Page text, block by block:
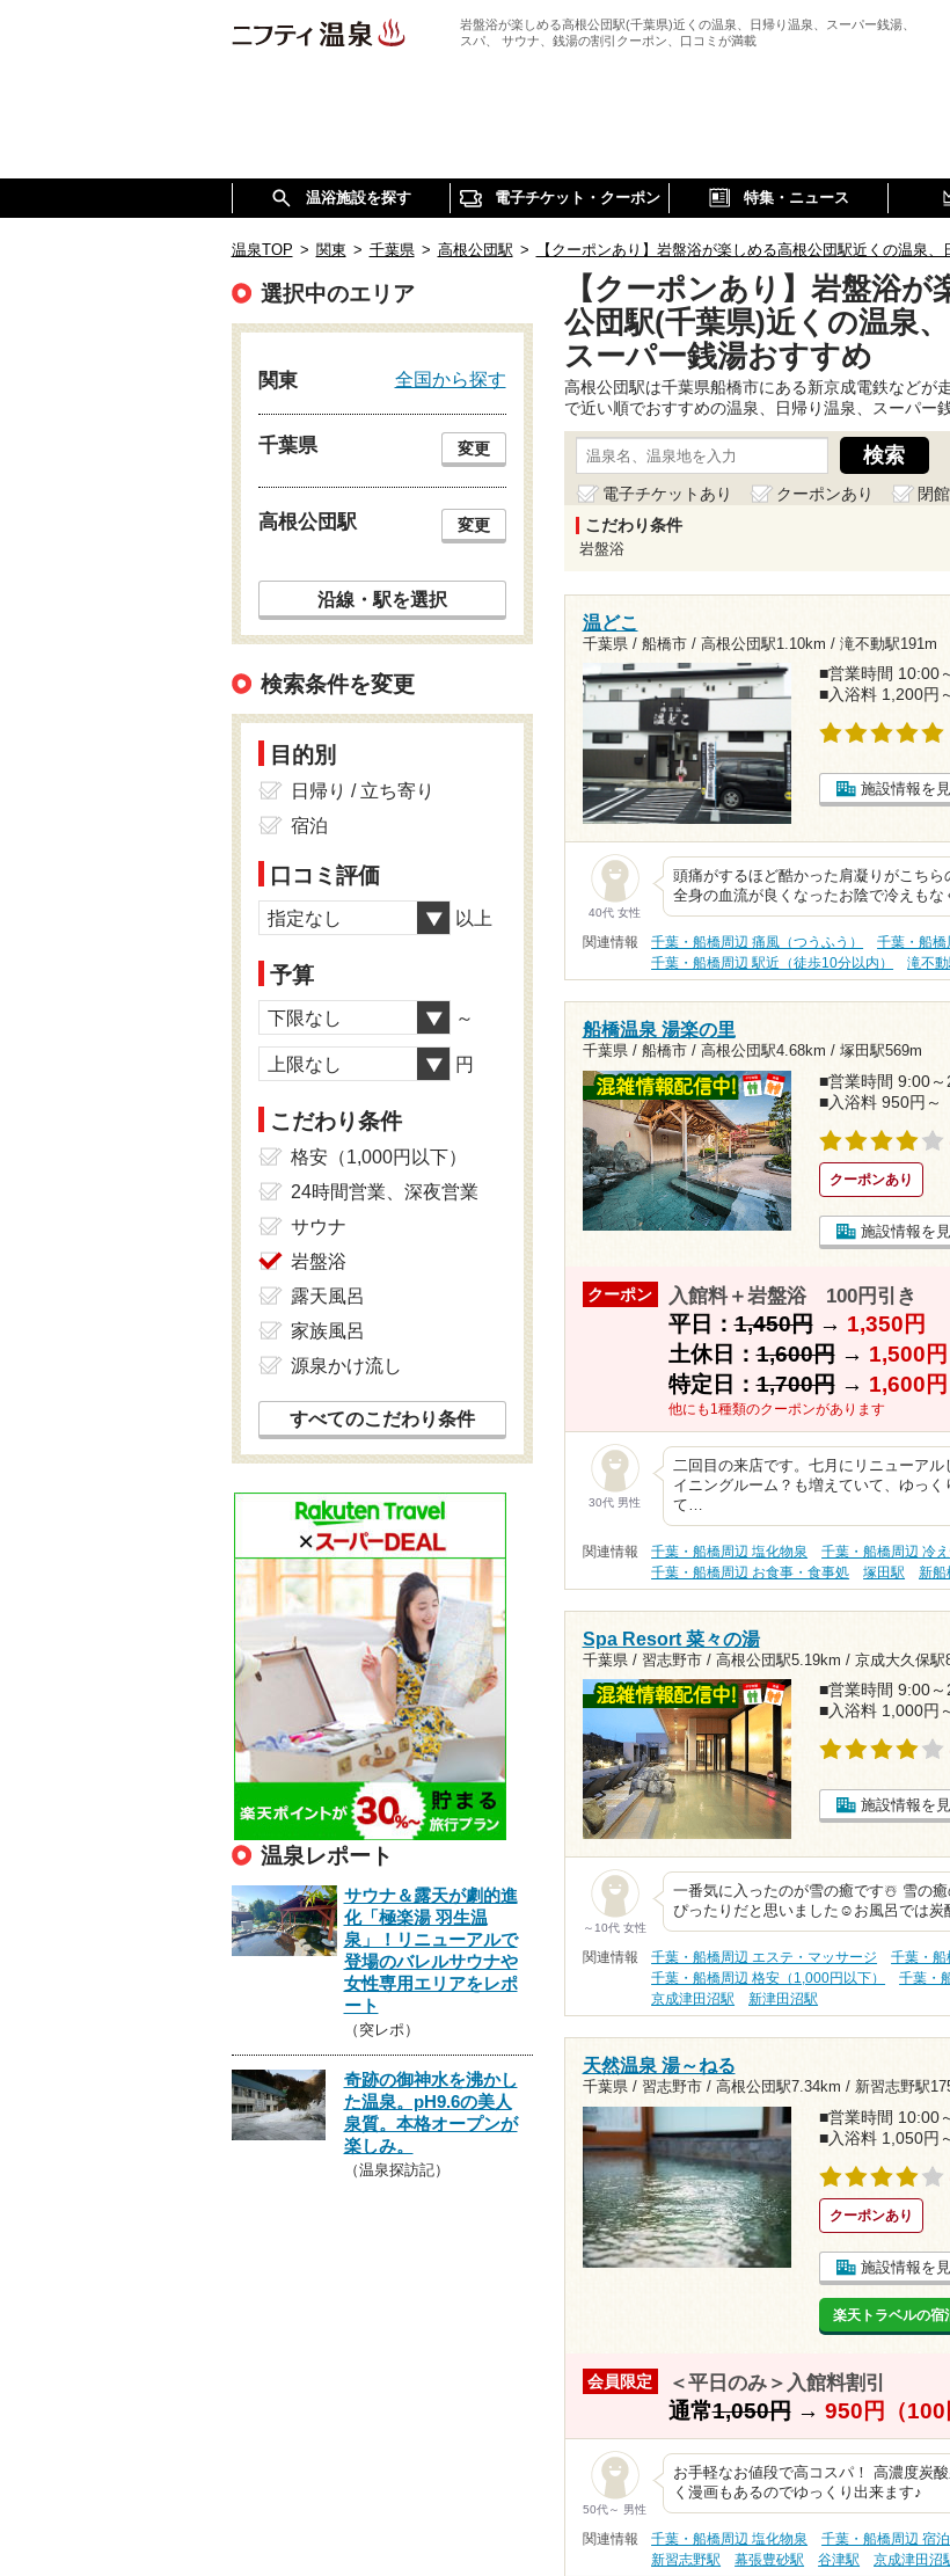
岩盤浴が楽しめる高根公団駅(千葉県)近くの温泉、日帰り温泉、スーパー銭湯、
スパ、 サウナ、銭湯の割引クーポン、口コミが満載
温浴施設を探す 電子チケット・クーポン 特集・ニュース
温泉TOP > 関東 > 千葉県 > 高根公団駅 > 【クーポンあり】岩盤浴が楽しめる高根公団駅近くの温泉
【クーポンあり】岩盤浴が
公団駅(千葉県)近くの温泉、
スーパー銭湯おすすめ
高根公団駅は千葉県船橋市にある新京成電鉄などが
で近い順でおすすめの温泉、日帰り温泉、スーパー
電子チケットあり クーポンあり
閉
こだわり条件
岩盤浴
温どこ
千葉県 / 船橋市 / 高根公団駅1.10km / 滝不動駅191m
■営業時間 10:00
■入浴料 1,200円
施設情報を
40代 女性
頭痛がするほど酷かった肩凝りがこちら
全身の血流が良くなったお陰で冷えも
関連情報 千葉・船橋周辺 痛風（つうふう） 千葉・船
千葉・船橋周辺 駅近（徒歩10分以内）
滝不
船橋温泉 湯楽の里
千葉県 / 船橋市 / 高根公団駅4.68km / 塚田駅569m
■営業時間 9:00
■入浴料 950円～
クーポンあり
施設情報を
クーポン 入館料＋岩盤浴 100円引き
平日：1,450円→ 1,350円
土休日：1,600円→ 1,500円
特定日：1,700円→ 1,600円
他にも1種類のクーポンがあります
30代 男性
二回目の来店です。七月にリニューア
イニングルーム？も増えていて、ゆっ
て…
関連情報 千葉・船橋周辺 塩化物泉 千葉・船橋周辺 冷
千葉・船橋周辺 お食事・食事処
塚田駅 新船
Spa Resort 菜々の湯
千葉県 / 習志野市 / 高根公団駅5.19km / 京成大久保駅
■営業時間 9:00
■入浴料 1,000円
施設情報を
～10代 女性
一番気に入ったのが雪の癒です☃️ 雪の
ぴったりだと思いました☺️お風呂では
関連情報 千葉・船橋周辺 エステ・マッサージ
千葉・船
千葉・船橋周辺 格安（1,000円以下）
千葉・
京成津田沼駅
新津田沼駅
天然温泉 湯～ねる
千葉県 / 習志野市 / 高根公団駅7.34km / 新習志野駅
■営業時間 10:00
■入浴料 1,050円
クーポンあり
施設情報を
楽天トラベルの宿
会員限定 ＜平日のみ＞入館料割引
通常1,050円→ 950円（100
50代～ 男性
お手軽なお値段で高コスパ！ 高濃度炭
く漫画もあるのでゆっくり出来ます♪
関連情報 千葉・船橋周辺 塩化物泉 千葉・船橋周辺 宿泊
新習志野駅
幕張豊砂駅 谷津駅 京成津田沼
選択中のエリア
関東 全国から探す
千葉県 変更
高根公団駅 変更
沿線・駅を選択
検索条件を変更
目的別
日帰り / 立ち寄り
宿泊
口コミ評価
指定なし 以上
予算
下限なし ～
上限なし 円
こだわり条件
格安（1,000円以下）
24時間営業、深夜営業
サウナ
岩盤浴
露天風呂
家族風呂
源泉かけ流し
すべてのこだわり条件
温泉レポート
サウナ＆露天が劇的進
化「極楽湯 羽生温
泉」！リニューアルで
登場のバレルサウナや
女性専用エリアをレポ
ート
（突レポ）
奇跡の御神水を沸かし
た温泉。pH9.6の美人
泉質。本格オープンが
楽しみ。
（温泉探訪記）